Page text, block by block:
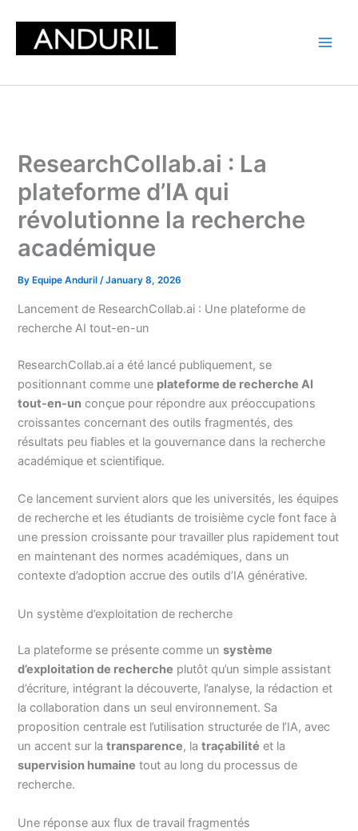
content
ResearchCollab.ai : La
plateforme d’IA qui
révolutionne la recherche
académique
By Equipe Anduril/January 8, 2026
Lancement de ResearchCollab.ai : Une plateforme de
recherche AI tout-en-un
ResearchCollab.ai a été lancé publiquement, se
positionnant comme une plateforme de recherche AI
tout-en-un conçue pour répondre aux préoccupations
croissantes concernant des outils fragmentés, des
résultats peu fiables et la gouvernance dans la recherche
académique et scientifique.
Ce lancement survient alors que les universités, les équipes
de recherche et les étudiants de troisième cycle font face à
une pression croissante pour travailler plus rapidement tout
en maintenant des normes académiques, dans un
contexte d’adoption accrue des outils d’IA générative.
Un système d’exploitation de recherche
La plateforme se présente comme unsystème
d’exploitation de recherche plutôt qu’un simple assistant
d’écriture, intégrant la découverte, l’analyse, la rédaction et
la collaboration dans un seul environnement. Sa
proposition centrale est l’utilisation structurée de l’IA, avec
un accent sur latransparence, latraçabilité et la
supervision humaine tout au long du processus de
recherche.
Une réponse aux flux de travail fragmentés